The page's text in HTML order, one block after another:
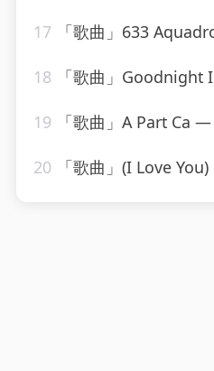
17 「歌曲」633 Aquadron-
18 「歌曲」
19 「歌曲」A Part Ca — Karaoké Playback
20 「歌曲」(I Love You) For